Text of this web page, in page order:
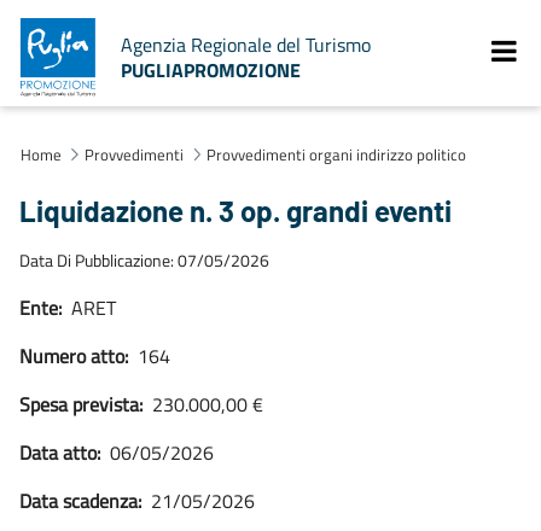
Agenzia Regionale del Turismo
PUGLIAPROMOZIONE
Home Provvedimenti Provvedimenti organi indirizzo politico
Liquidazione n. 3 op. grandi eventi
Data Di Pubblicazione: 07/05/2026
Ente: ARET
Numero atto: 164
Spesa prevista: 230.000,00 €
Data atto: 06/05/2026
Data scadenza: 21/05/2026